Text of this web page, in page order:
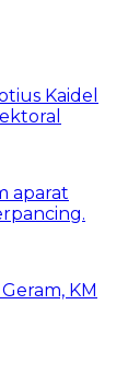
Kaidel
aparat
KM